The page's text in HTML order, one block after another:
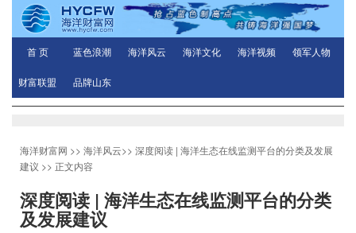
首 页 蓝色浪潮 海洋风云 海洋文化 海洋视频 领军人物
财富联盟 品牌山东
海洋财富网 >> 海洋风云>> 深度阅读 | 海洋生态在线监测平台的分类及发展
建议 >> 正文内容
深度阅读 | 海洋生态在线监测平台的分类
及发展建议